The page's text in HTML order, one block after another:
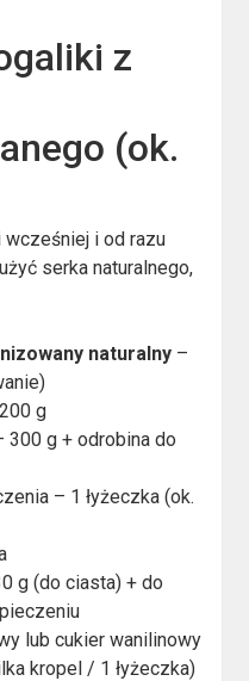
z
(ok.
wcześniej i od razu
serka naturalnego,
naturalny –
g
300 g + odrobina do
– 1 łyżeczka (ok.
g (do ciasta) + do
lub cukier wanilinowy
kropel / 1 łyżeczka)